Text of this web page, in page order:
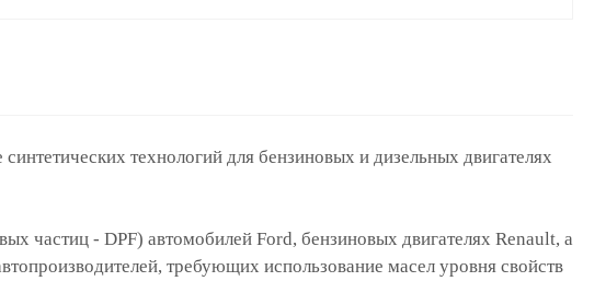
технологий для бензиновых и дизельных двигателях
частиц - DPF) автомобилей Ford, бензиновых двигателях Renault, а
требующих использование масел уровня свойств